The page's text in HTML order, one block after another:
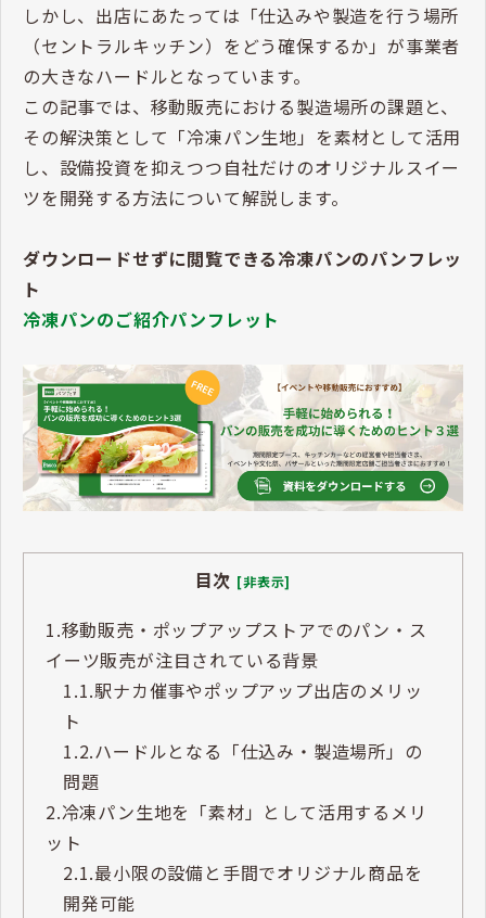
しかし、出店にあたっては「仕込みや製造を行う場所
（セントラルキッチン）をどう確保するか」が事業者
の大きなハードルとなっています。
この記事では、移動販売における製造場所の課題と、
その解決策として「冷凍パン生地」を素材として活用
し、設備投資を抑えつつ自社だけのオリジナルスイー
ツを開発する方法について解説します。
ダウンロードせずに閲覧できる冷凍パンのパンフレッ
ト
冷凍パンのご紹介パンフレット
目次 [非表示]
1.移動販売・ポップアップストアでのパン・ス
イーツ販売が注目されている背景
1.1.駅ナカ催事やポップアップ出店のメリッ
ト
1.2.ハードルとなる「仕込み・製造場所」の
問題
2.冷凍パン生地を「素材」として活用するメリ
ット
2.1.最小限の設備と手間でオリジナル商品を
開発可能